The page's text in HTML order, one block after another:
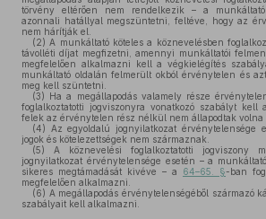
törvény eltérően nem rendelkezik – a munkáltató
azonnali hatállyal megszüntetni, feltéve, hogy az
nem hárítják el.
(2) A munkáltató köteles a köznevelésben
távolléti díjat megfizetni, amennyi munkáltatói
megfelelően alkalmazni kell a végkielégítés
munkáltató oldalán felmerült okból érvénytelen és
meg kell szüntetni.
(3) Ha a megállapodás valamely része
foglalkoztatotti jogviszonyra vonatkozó szabályt
felek az érvénytelen rész nélkül nem állapodtak volna
(4) Az egyoldalú jognyilatkozat érvénytelensége
jogok és kötelezettségek nem származnak.
(5) A köznevelési foglalkoztatotti jogviszony
jognyilatkozat érvénytelensége esetén – a
sikeres megtámadását kivéve – a 64–65. §-ban
megfelelően alkalmazni.
(6) A megállapodás érvénytelenségéből származó
szabályait kell alkalmazni.